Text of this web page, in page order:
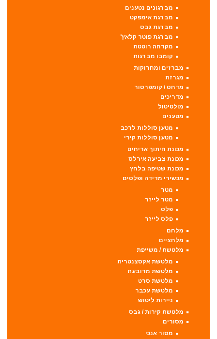
מברגונים נטענים
מברגת אימפקט
מברגת גבס
מברגת פוטר קלאץ'
מקדחה רוטטת
קומבו מברגות
מברזים ומחרוקות
מגרזת
מדחס / קומפרסור
מדריכים
מולטיטול
מטענים
מטען סוללות לרכב
מטען סוללות קירי
מכונת חיתוך אריחים
מכונת צביעה אירלס
מכונת שטיפה בלחץ
מכשירי מדידה ופלסים
מטר
מטר לייזר
פלס
פלס לייזר
מלחם
מלחציים
מלטשת / משייפת
מלטשת אקסצנטרית
מלטשת מרובעת
מלטשת סרט
מלטשת עכבר
ניירות ליטוש
מלטשת קירות / גבס
מסורים
מסור אנכי